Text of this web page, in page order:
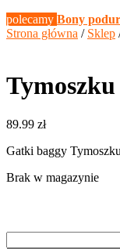
polecamy Bony
Strona główna / Sklep
89.99 zł
Gatki baggy
Brak w magazynie